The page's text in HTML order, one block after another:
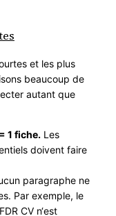
et les plus
beaucoup de
autant que
1 fiche.Les
doivent faire
paragraphe ne
Par exemple, le
CV n‘est